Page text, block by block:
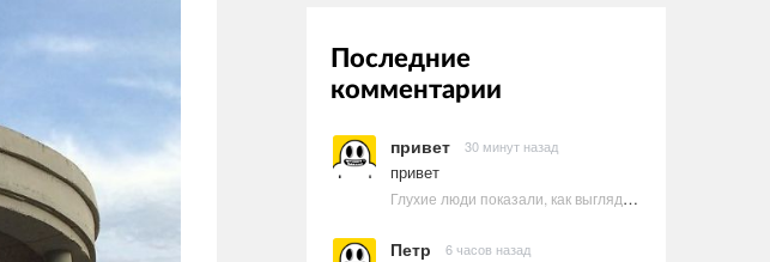
Последние
комментарии
привет 30 минут назад
привет
Глухие люди показали, как выглядят ругательства на языке жестов
Петр 6 часов назад